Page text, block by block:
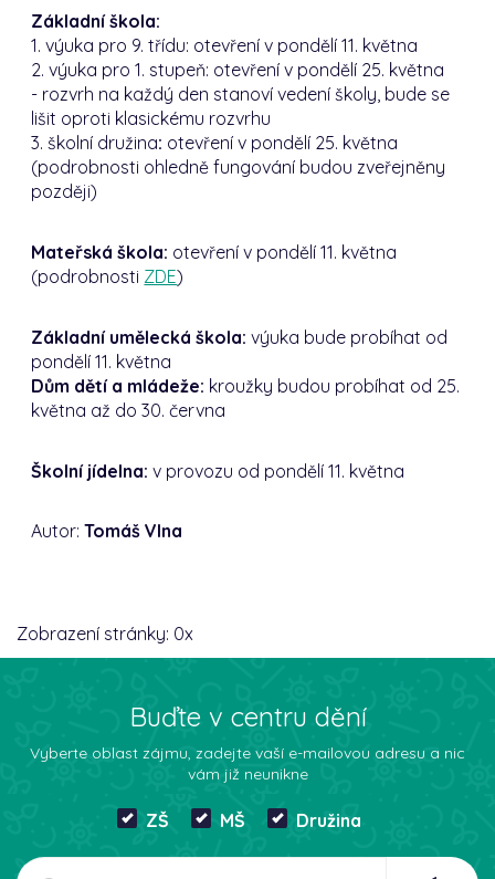
Základní škola:
1. výuka pro 9. třídu: otevření v pondělí 11. května
2. výuka pro 1. stupeň: otevření v pondělí 25. května
- rozvrh na každý den stanoví vedení školy, bude se
lišit oproti klasickému rozvrhu
3. školní družina: otevření v pondělí 25. května
(podrobnosti ohledně fungování budou zveřejněny
později)
Mateřská škola: otevření v pondělí 11. května
(podrobnosti ZDE)
Základní umělecká škola: výuka bude probíhat od
pondělí 11. května
Dům dětí a mládeže: kroužky budou probíhat od 25.
května až do 30. června
Školní jídelna: v provozu od pondělí 11. května
Autor:Tomáš Vlna
Zobrazení stránky: 0x
Buďte v centru dění
Vyberte oblast zájmu, zadejte vaší e-mailovou adresu a nic
vám již neunikne
ZŠ MŠ Družina